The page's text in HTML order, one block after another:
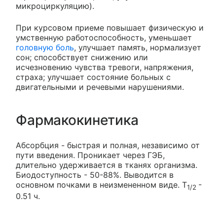
микроциркуляцию).
При курсовом приеме повышает физическую и
умственную работоспособность, уменьшает
головную боль, улучшает память, нормализует
сон; способствует снижению или
исчезновению чувства тревоги, напряжения,
страха; улучшает состояние больных с
двигательными и речевыми нарушениями.
Фармакокинетика
Абсорбция - быстрая и полная, независимо от
пути введения. Проникает через ГЭБ,
длительно удерживается в тканях организма.
Биодоступность - 50-88%. Выводится в
основном почками в неизмененном виде. T1/2 -
0.51 ч.